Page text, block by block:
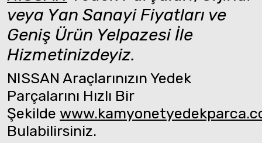
veya Yan Sanayi Fiyatları ve
Geniş Ürün Yelpazesi İle
Hizmetinizdeyiz.
NISSAN Araçlarınızın Yedek
Parçalarını Hızlı Bir
Şekilde
Bulabilirsiniz.